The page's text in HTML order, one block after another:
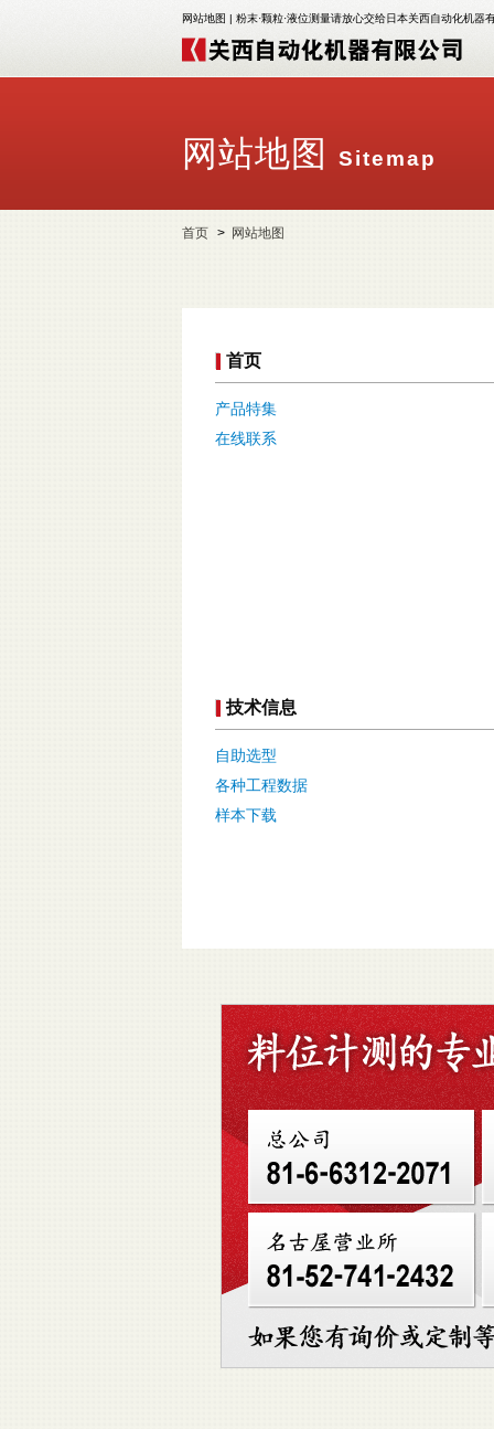
网站地图 | 粉末·颗粒·液位测量请放心交给日本关西自动化机器
网站地图 Sitemap
首页 网站地图
首页
产品特集
在线联系
技术信息
自助选型
各种工程数据
样本下载